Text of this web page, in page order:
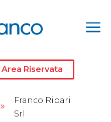
a
Area Riservata
9
Franco Ripari
Srl